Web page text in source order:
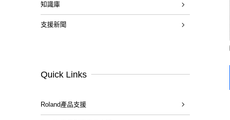
知識庫
支援新聞
Quick Links
Roland產品支援